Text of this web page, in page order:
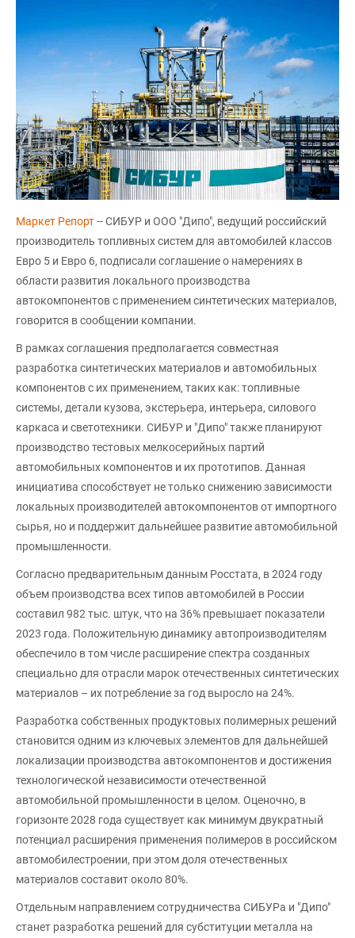
Маркет Репорт-- СИБУР и ООО "Дипо", ведущий российский
производитель топливных систем для автомобилей классов
Евро 5 и Евро 6, подписали соглашение о намерениях в
области развития локального производства
автокомпонентов с применением синтетических материалов,
говорится в сообщении компании.
В рамках соглашения предполагается совместная
разработка синтетических материалов и автомобильных
компонентов с их применением, таких как: топливные
системы, детали кузова, экстерьера, интерьера, силового
каркаса и светотехники. СИБУР и "Дипо" также планируют
производство тестовых мелкосерийных партий
автомобильных компонентов и их прототипов. Данная
инициатива способствует не только снижению зависимости
локальных производителей автокомпонентов от импортного
сырья, но и поддержит дальнейшее развитие автомобильной
промышленности.
Согласно предварительным данным Росстата, в 2024 году
объем производства всех типов автомобилей в России
составил 982 тыс. штук, что на 36% превышает показатели
2023 года. Положительную динамику автопроизводителям
обеспечило в том числе расширение спектра созданных
специально для отрасли марок отечественных синтетических
материалов – их потребление за год выросло на 24%.
Разработка собственных продуктовых полимерных решений
становится одним из ключевых элементов для дальнейшей
локализации производства автокомпонентов и достижения
технологической независимости отечественной
автомобильной промышленности в целом. Оценочно, в
горизонте 2028 года существует как минимум двукратный
потенциал расширения применения полимеров в российском
автомобилестроении, при этом доля отечественных
материалов составит около 80%.
Отдельным направлением сотрудничества СИБУРа и "Дипо"
станет разработка решений для субституции металла на